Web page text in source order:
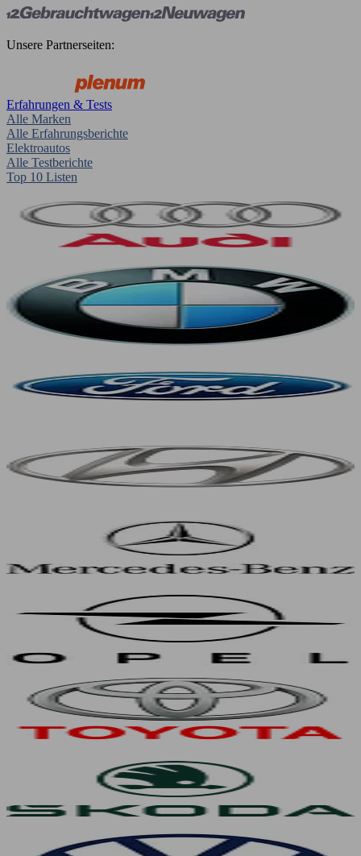
Unsere Partnerseiten:
Erfahrungen & Tests
Alle Marken
Alle Erfahrungsberichte
Elektroautos
Alle Testberichte
Top 10 Listen